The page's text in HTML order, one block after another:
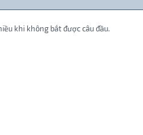
khi không bắt được câu đầu.